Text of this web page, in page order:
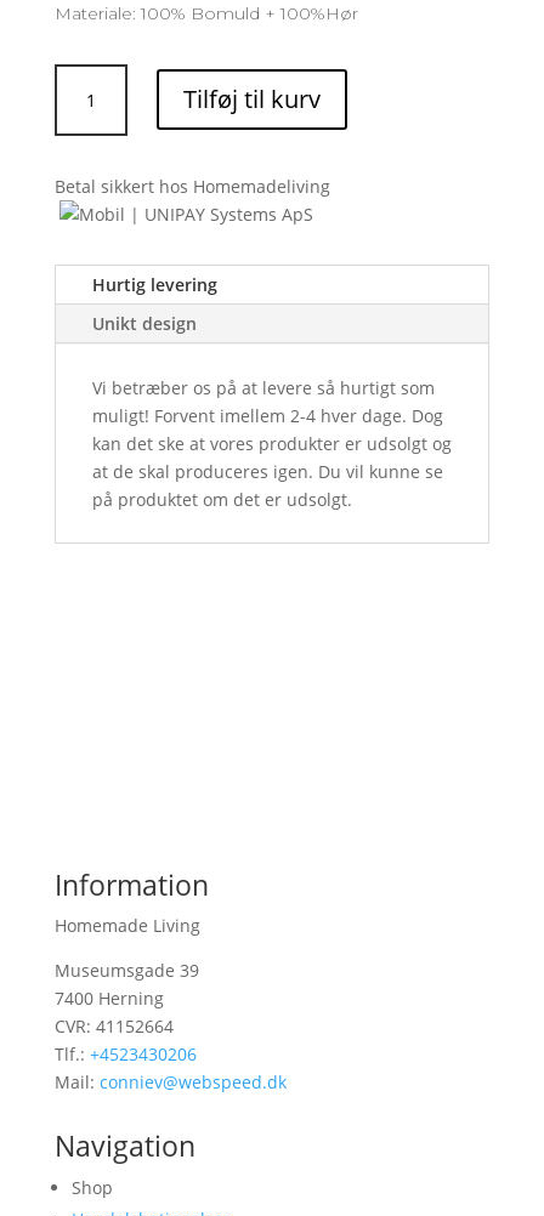
Materiale: 100% Bomuld + 100%Hør
taske:
Komebukuro
antal
Tilføj til kurv
Betal sikkert hos Homemadeliving
Hurtig levering
Unikt design
Vi betræber os på at levere så hurtigt som
muligt! Forvent imellem 2-4 hver dage. Dog
kan det ske at vores produkter er udsolgt og
at de skal produceres igen. Du vil kunne se
på produktet om det er udsolgt.
Information
Homemade Living
Museumsgade 39
7400 Herning
CVR: 41152664
Tlf.: +4523430206
Mail: conniev@webspeed.dk
Navigation
Shop